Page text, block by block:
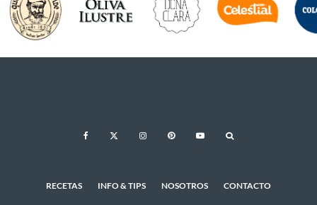
RECETAS INFO & TIPS NOSOTROS CONTACTO